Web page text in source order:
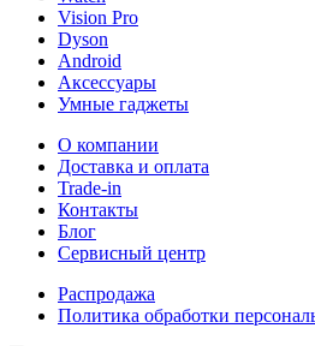
Vision Pro
Dyson
Android
Аксессуары
Умные гаджеты
О компании
Доставка и оплата
Trade-in
Контакты
Блог
Сервисный центр
Распродажа
Политика обработки